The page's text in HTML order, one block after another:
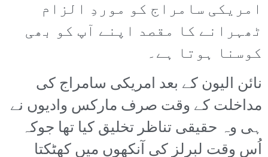
امریکی سامراج کو موردِ الزام
ٹھہرانے کا مقصد اپنے آپ کو بھی
کوسنا ہوتا ہے۔
نائن الیون کے بعد امریکی سامراج کی
مداخلت کے وقت صرف مارکس وادیوں نے
ہی وہ حقیقی تناظر تخلیق کیا تھا جوکہ
اُس وقت لبرلز کی آنکھوں میں کھٹکتا